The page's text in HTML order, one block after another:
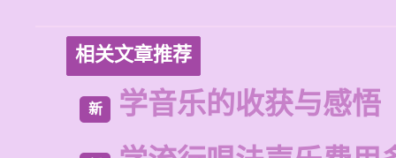
相关文章推荐
新 学音乐的收获与感悟